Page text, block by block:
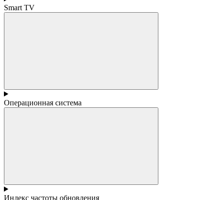
Smart TV
Операционная система
Индекс частоты обновления